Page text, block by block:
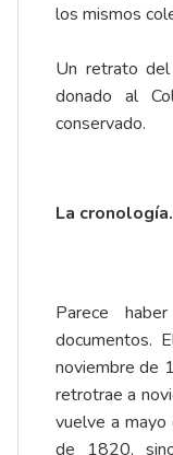
los mismos
Un retrato
donado al
conservado.
La cronología.
Parece
documentos.
noviembre de
retrotrae a
vuelve a
de 1820,